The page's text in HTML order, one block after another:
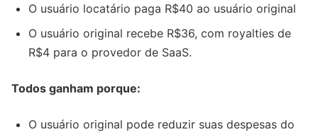
O usuário locatário paga R$40 ao usuário original
O usuário original recebe R$36, com royalties de
R$4 para o provedor de SaaS.
Todos ganham porque:
O usuário original pode reduzir suas despesas do